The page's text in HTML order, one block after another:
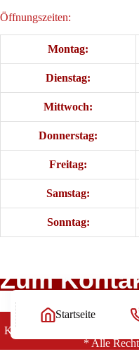
Öffnungszeiten:
Montag:
Dienstag:
Mittwoch:
Donnerstag:
Freitag:
Samstag:
Sonntag:
Zum
Copyright Rechtsanwälte
Kanzlei Balg & Willerscheid
* Alle
Startseite